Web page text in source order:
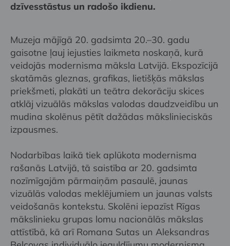
dzīvesstāstus un radošo ikdienu.
Muzeja mājīgā 20. gadsimta 20.–30. gadu
gaisotne ļauj iejusties laikmeta noskaņā, kurā
veidojās modernisma māksla Latvijā. Ekspozīcijā
skatāmās gleznas, grafikas, lietišķās mākslas
priekšmeti, plakāti un teātra dekorāciju skices
atklāj vizuālās mākslas valodas daudzveidību un
mudina skolēnus pētīt dažādas mākslinieciskās
izpausmes.
Nodarbības laikā tiek aplūkota modernisma
rašanās Latvijā, tā saistība ar 20. gadsimta
nozīmīgajām pārmaiņām pasaulē, jaunas
vizuālās valodas meklējumiem un jaunas valsts
veidošanās kontekstu. Skolēni iepazīst Rīgas
mākslinieku grupas lomu nacionālās mākslas
attīstībā, kā arī Romana Sutas un Aleksandras